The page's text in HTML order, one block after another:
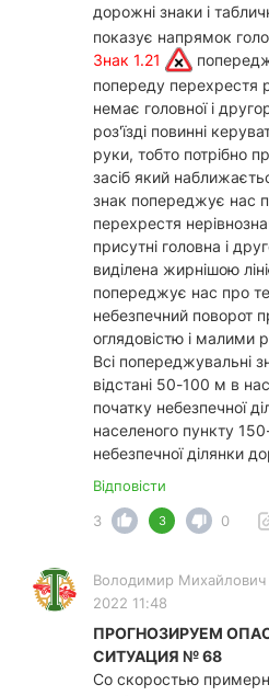
дорожні знаки і
показує напрямок
Знак 1.21
попереду перехрестя
немає головної і
роз'їзді повинні
руки, тобто потрібно
засіб який
знак попереджує нас
перехрестя
присутні головна і
виділена жирнішою
попереджує нас про
небезпечний поворот
оглядовістю і малими
Всі попереджувальні
відстані 50-100 м в
початку небезпечної
населеного пункту
небезпечної ділянки
Відповісти
3
3 0
Володимир Михайлович
2022 11:48
ПРОГНОЗИРУЕМ
СИТУАЦИЯ № 68
Со скоростью